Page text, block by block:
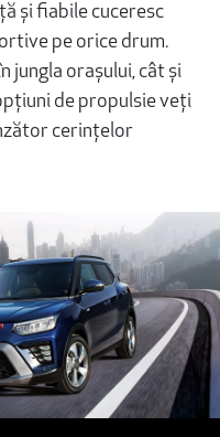
și fiabile cuceresc
pe orice drum.
jungla orașului, cât și
de propulsie veți
cerințelor